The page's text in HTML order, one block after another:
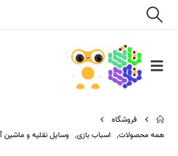
فروشگاه
همه محصولات, اسباب بازی, وسایل نقلیه و ماشین